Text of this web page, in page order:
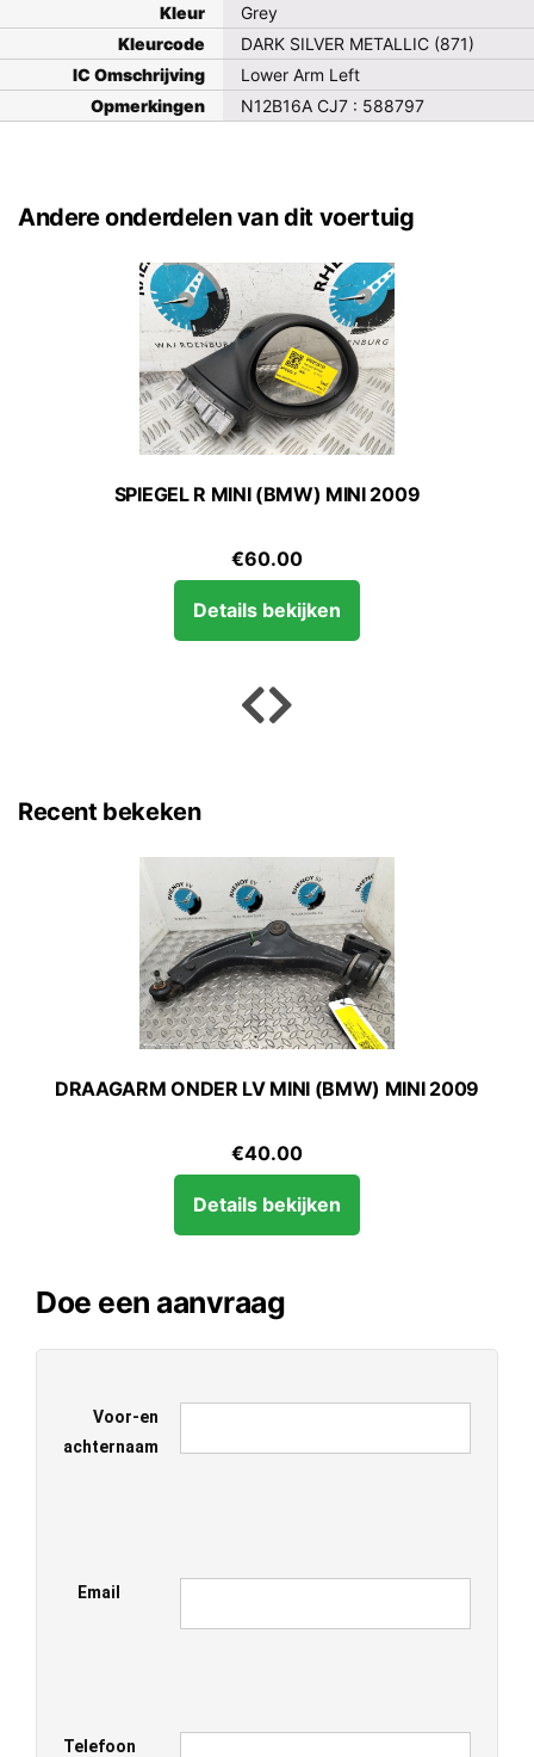
Kleur
Grey
Kleurcode
DARK SILVER METALLIC (871)
IC Omschrijving
Lower Arm Left
Opmerkingen
N12B16A CJ7 : 588797
Andere onderdelen van dit voertuig
SPIEGEL R MINI (BMW) MINI 2009
€60.00
Details bekijken
Recent bekeken
DRAAGARM ONDER LV MINI (BMW) MINI 2009
€40.00
Details bekijken
Doe een aanvraag
Voor-en
achternaam
Email
Telefoon